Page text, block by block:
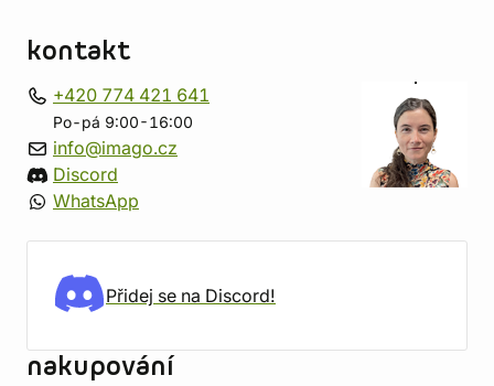
kontakt
+420 774 421 641
Po-pá 9:00-16:00
info@imago.cz
Discord
WhatsApp
Přidej se na Discord!
nakupování